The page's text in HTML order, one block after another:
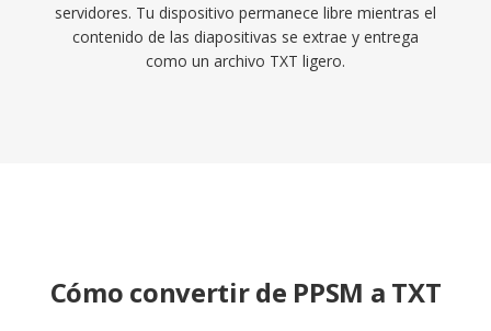
servidores. Tu dispositivo permanece libre mientras el
contenido de las diapositivas se extrae y entrega
como un archivo TXT ligero.
Cómo convertir de PPSM a TXT